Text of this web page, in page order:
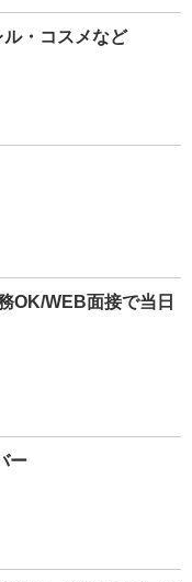
・コスメなど
OK/WEB面接で当日
ー